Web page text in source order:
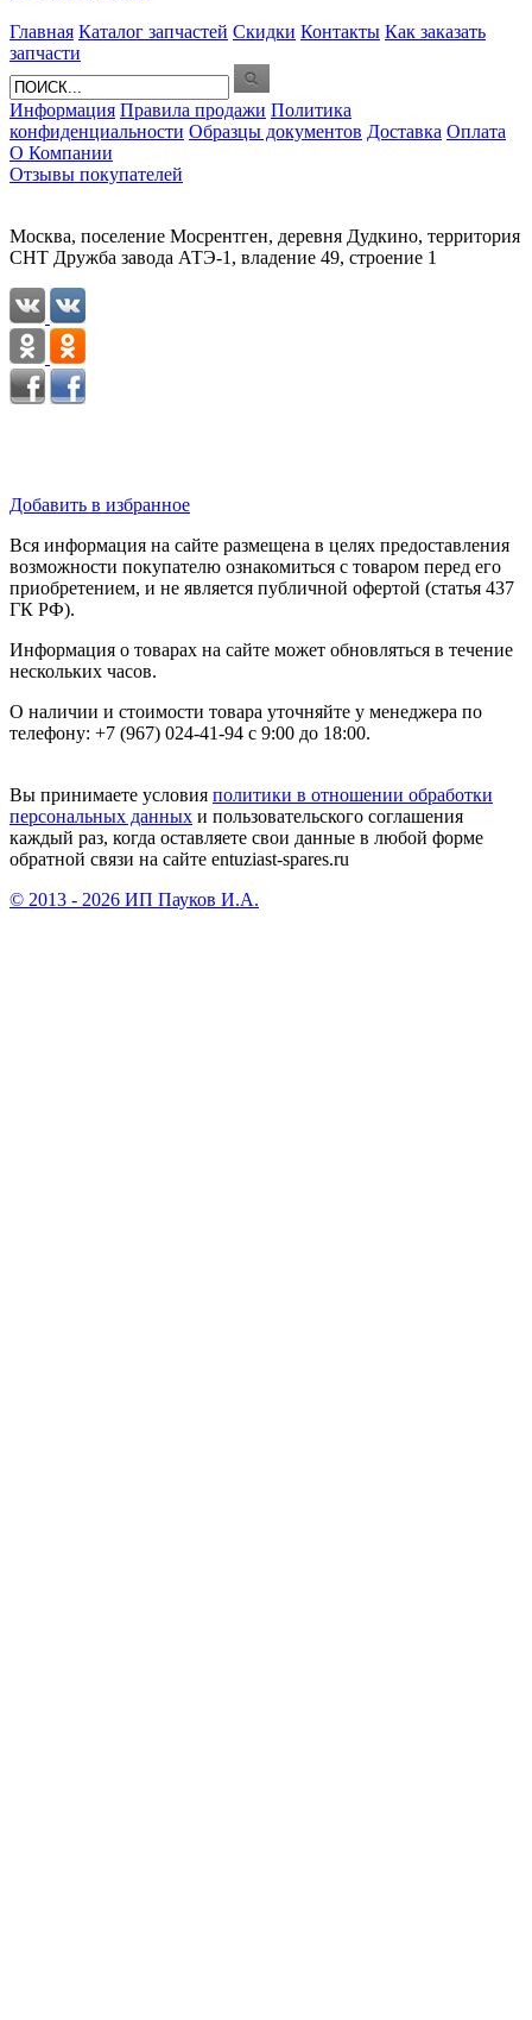
Главная Каталог запчастей Скидки Контакты Как заказать
запчасти
Информация Правила продажи Политика
конфиденциальности Образцы документов Доставка Оплата
О Компании
Отзывы покупателей
Москва, поселение Мосрентген, деревня Дудкино, территория
СНТ Дружба завода АТЭ-1, владение 49, строение 1
Добавить в избранное
Вся информация на сайте размещена в целях предоставления
возможности покупателю ознакомиться с товаром перед его
приобретением, и не является публичной офертой (статья 437
ГК РФ).
Информация о товарах на сайте может обновляться в течение
нескольких часов.
О наличии и стоимости товара уточняйте у менеджера по
телефону: +7 (967) 024-41-94 с 9:00 до 18:00.
Вы принимаете условия политики в отношении обработки
персональных данных и пользовательского соглашения
каждый раз, когда оставляете свои данные в любой форме
обратной связи на сайте entuziast-spares.ru
© 2013 - 2026 ИП Пауков И.А.